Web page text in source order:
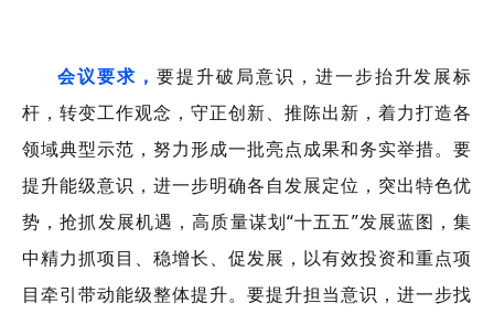
会议要求， 要提升破局意识，进一步抬升发展标
杆，转变工作观念，守正创新、推陈出新，着力打造各
领域典型示范，努力形成一批亮点成果和务实举措。要
提升能级意识，进一步明确各自发展定位，突出特色优
势，抢抓发展机遇，高质量谋划“十五五”发展蓝图，集
中精力抓项目、稳增长、促发展，以有效投资和重点项
目牵引带动能级整体提升。要提升担当意识，进一步找